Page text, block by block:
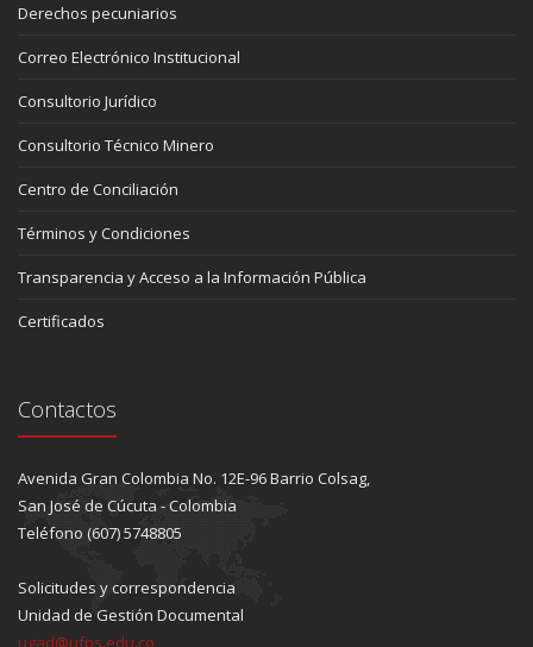
Derechos pecuniarios
Correo Electrónico Institucional
Consultorio Jurídico
Consultorio Técnico Minero
Centro de Conciliación
Términos y Condiciones
Transparencia y Acceso a la Información Pública
Certificados
Contactos
Avenida Gran Colombia No. 12E-96 Barrio Colsag,
San José de Cúcuta - Colombia
Teléfono (607) 5748805
Solicitudes y correspondencia
Unidad de Gestión Documental
ugad@ufps.edu.co